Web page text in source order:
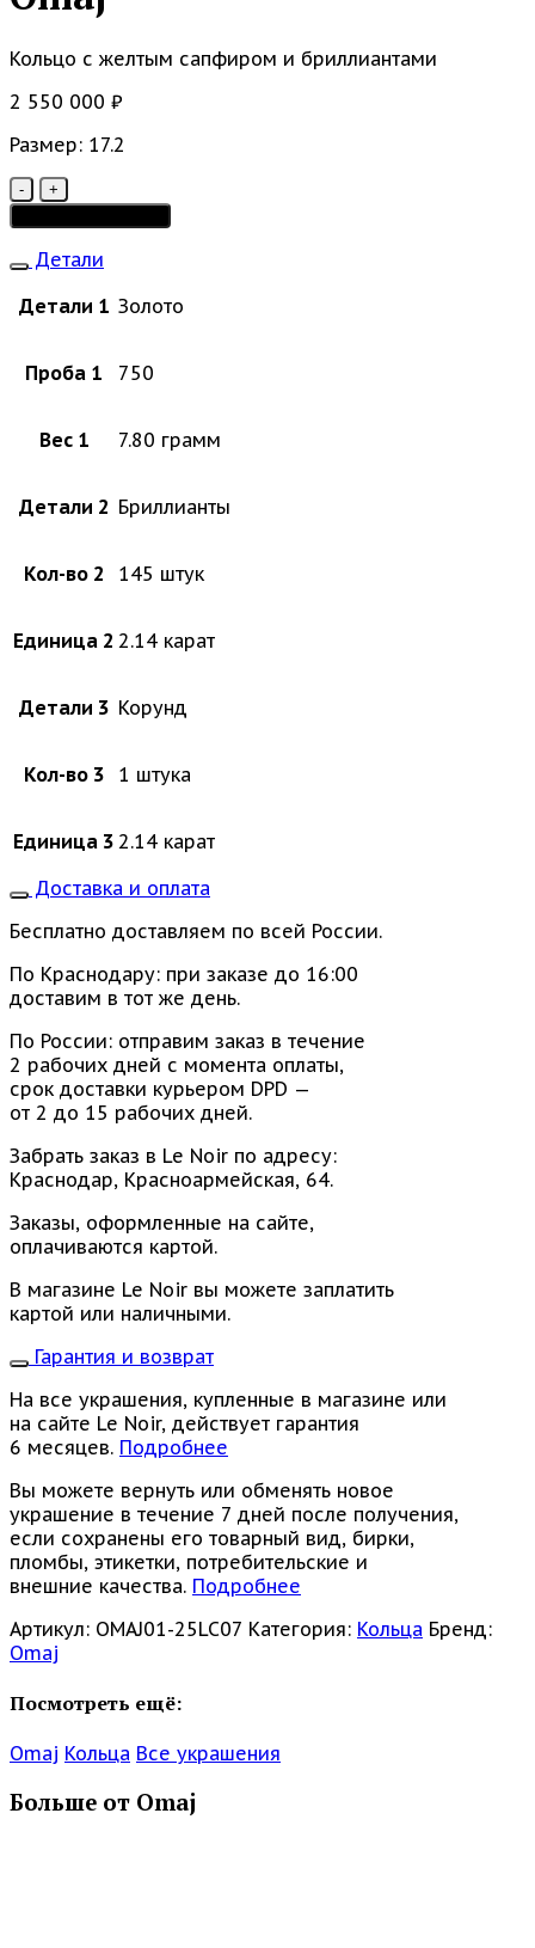
Кольцо с желтым сапфиром и бриллиантами
2 550 000 ₽
Размер: 17.2
Количество
товара
Omaj
Детали
Детали 1 Золото
Проба 1 750
Вес 1 7.80 грамм
Детали 2 Бриллианты
Кол-во 2 145 штук
Единица 2 2.14 карат
Детали 3 Корунд
Кол-во 3 1 штука
Единица 3 2.14 карат
Доставка и оплата
Бесплатно доставляем по всей России.
По Краснодару: при заказе до 16:00
доставим в тот же день.
По России: отправим заказ в течение
2 рабочих дней с момента оплаты,
срок доставки курьером DPD —
от 2 до 15 рабочих дней.
Забрать заказ в Le Noir по адресу:
Краснодар, Красноармейская, 64.
Заказы, оформленные на сайте,
оплачиваются картой.
В магазине Le Noir вы можете заплатить
картой или наличными.
Гарантия и возврат
На все украшения, купленные в магазине или
на сайте Le Noir, действует гарантия
6 месяцев. Подробнее
Вы можете вернуть или обменять новое
украшение в течение 7 дней после получения,
если сохранены его товарный вид, бирки,
пломбы, этикетки, потребительские и
внешние качества. Подробнее
Артикул: OMAJ01-25LC07 Категория: Кольца Бренд:
Omaj
Посмотреть ещё:
Omaj Кольца Все украшения
Больше от Omaj